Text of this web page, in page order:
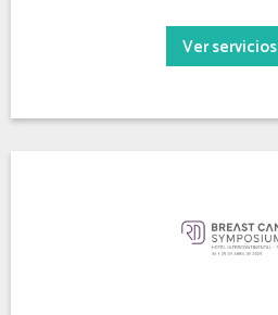
Ver servicios